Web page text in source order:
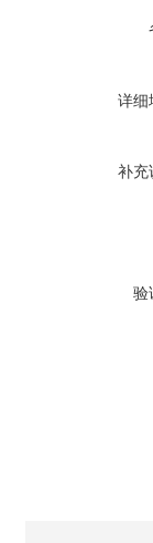
详细
补充
验